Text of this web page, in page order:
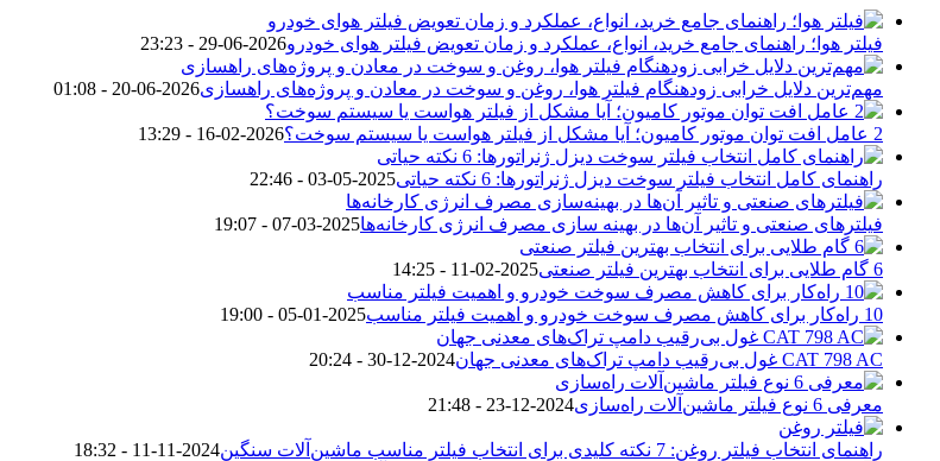
فیلتر هوا؛ راهنمای جامع خرید، انواع، عملکرد و زمان تعویض فیلتر هوای خودرو2026-06-29 - 23:23
مهم‌ترین دلایل خرابی زودهنگام فیلتر هوا، روغن و سوخت در معادن و پروژه‌های راهسازی2026-06-20 - 01:08
2 عامل افت توان موتور کامیون؛ آیا مشکل از فیلتر هواست یا سیستم سوخت؟ 2026-02-16 - 13:29
راهنمای کامل انتخاب فیلتر سوخت دیزل ژنراتورها: 6 نکته حیاتی 2025-05-03 - 22:46
فیلترهای صنعتی و تاثیر آن‌ها در بهینه‌ سازی مصرف انرژی کارخانه‌ها2025-03-07 - 19:07
6 گام طلایی برای انتخاب بهترین فیلتر صنعتی 2025-02-11 - 14:25
10 راه‌کار برای کاهش مصرف سوخت خودرو و اهمیت فیلتر مناسب 2025-01-05 - 19:00
CAT 798 AC غول بی‌رقیب دامپ تراک‌های معدنی جهان 2024-12-30 - 20:24
معرفی 6 نوع فیلتر ماشین‌آلات راه‌سازی 2024-12-23 - 21:48
راهنمای انتخاب فیلتر روغن: 7 نکته کلیدی برای انتخاب فیلتر مناسب ماشین‌آلات سنگین 2024-11-11 - 18:32